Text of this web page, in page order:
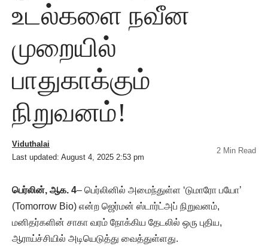
உடல்களை நவீன
முறையில்
பாதுகாக்கும்
நிறுவனம்!
Last updated: August 4, 2025 2:53 pm
Viduthalai
2 Min Read
பெர்லின், ஆக. 4– பெர்லினில் அமைந்துள்ள ‘டுமாரோ பயோ’
(Tomorrow Bio) என்ற ஜெர்மன் ஸ்டார்ட்அப் நிறுவனம்,
மனிதர்களின் சாகா வரம் நோக்கிய தேடலில் ஒரு புதிய,
ஆராய்ச்சியில் அடியெடுத்து வைத்துள்ளது.